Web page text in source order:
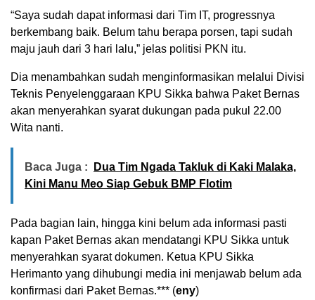
“Saya sudah dapat informasi dari Tim IT, progressnya
berkembang baik. Belum tahu berapa porsen, tapi sudah
maju jauh dari 3 hari lalu,” jelas politisi PKN itu.
Dia menambahkan sudah menginformasikan melalui Divisi
Teknis Penyelenggaraan KPU Sikka bahwa Paket Bernas
akan menyerahkan syarat dukungan pada pukul 22.00
Wita nanti.
Baca Juga :
Dua Tim Ngada Takluk di Kaki Malaka,
Kini Manu Meo Siap Gebuk BMP Flotim
Pada bagian lain, hingga kini belum ada informasi pasti
kapan Paket Bernas akan mendatangi KPU Sikka untuk
menyerahkan syarat dokumen. Ketua KPU Sikka
Herimanto yang dihubungi media ini menjawab belum ada
konfirmasi dari Paket Bernas.*** (eny)